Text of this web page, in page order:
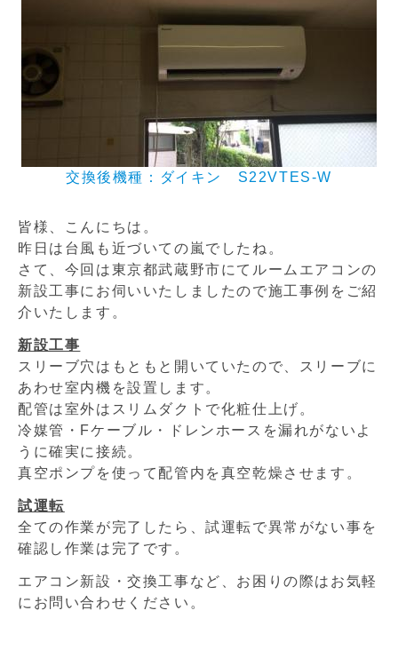
交換後機種：ダイキン S22VTES-W
皆様、こんにちは。
昨日は台風も近づいての嵐でしたね。
さて、今回は東京都武蔵野市にてルームエアコンの
新設工事にお伺いいたしましたので施工事例をご紹
介いたします。
新設工事
スリーブ穴はもともと開いていたので、スリーブに
あわせ室内機を設置します。
配管は室外はスリムダクトで化粧仕上げ。
冷媒管・Fケーブル・ドレンホースを漏れがないよ
うに確実に接続。
真空ポンプを使って配管内を真空乾燥させます。
試運転
全ての作業が完了したら、試運転で異常がない事を
確認し作業は完了です。
エアコン新設・交換工事など、お困りの際はお気軽
にお問い合わせください。